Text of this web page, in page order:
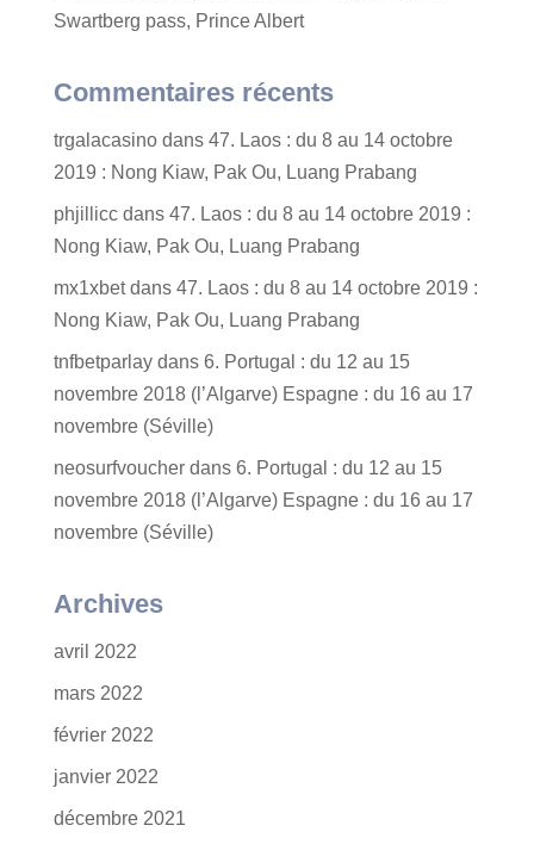
Swartberg pass, Prince Albert
Commentaires récents
trgalacasinodans 47. Laos : du 8 au 14 octobre
2019 : Nong Kiaw, Pak Ou, Luang Prabang
phjilliccdans 47. Laos : du 8 au 14 octobre 2019 :
Nong Kiaw, Pak Ou, Luang Prabang
mx1xbetdans 47. Laos : du 8 au 14 octobre 2019 :
Nong Kiaw, Pak Ou, Luang Prabang
tnfbetparlaydans 6. Portugal : du 12 au 15
novembre 2018 (l’Algarve) Espagne : du 16 au 17
novembre (Séville)
neosurfvoucherdans 6. Portugal : du 12 au 15
novembre 2018 (l’Algarve) Espagne : du 16 au 17
novembre (Séville)
Archives
avril 2022
mars 2022
février 2022
janvier 2022
décembre 2021